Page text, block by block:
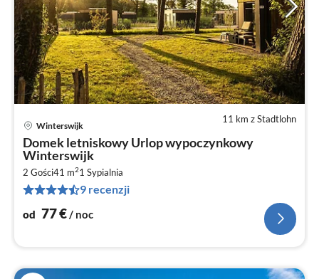
11 km z Stadtlohn
Winterswijk
Domek letniskowy Urlop wypoczynkowy
Winterswijk
2 Gości41 m21 Sypialnia
9 recenzji
od 77€/ noc